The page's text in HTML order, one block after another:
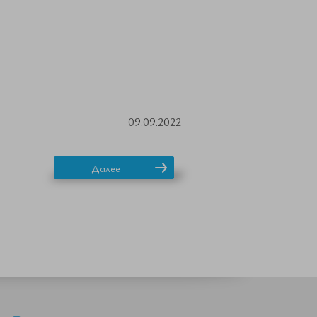
09.09.2022
Далее